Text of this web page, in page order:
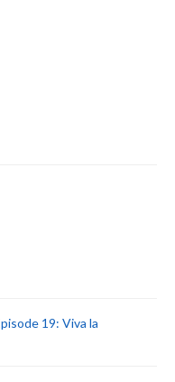
19: Viva la